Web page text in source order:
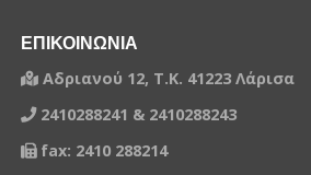
ΕΠΙΚΟΙΝΩΝΙΑ
Αδριανού 12, Τ.Κ. 41223 Λάρισα
2410288241 & 2410288243
fax: 2410 288214